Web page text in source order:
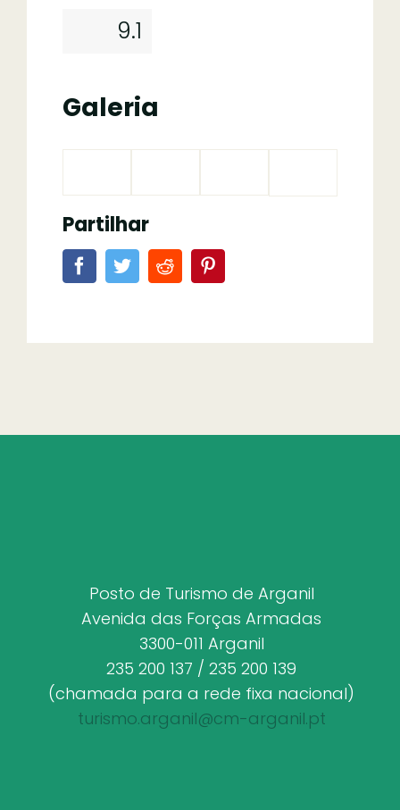
9.1
Galeria
Partilhar
Posto de Turismo de Arganil
Avenida das Forças Armadas
3300-011 Arganil
235 200 137 / 235 200 139
(chamada para a rede fixa nacional)
turismo.arganil@cm-arganil.pt